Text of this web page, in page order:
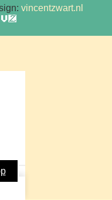
vincentzwart.nl
vz